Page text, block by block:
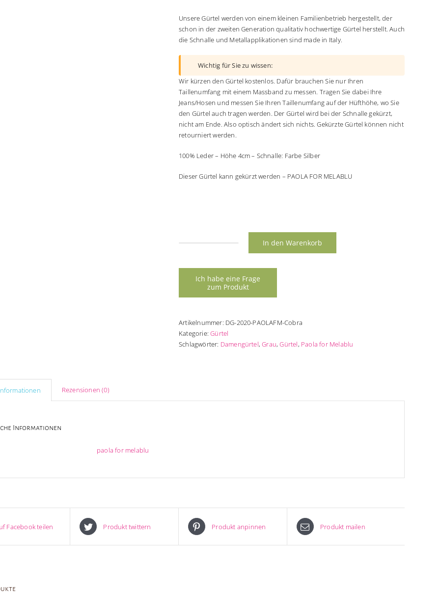
Unsere Gürtel werden von einem kleinen Familienbetrieb hergestellt, der
schon in der zweiten Generation qualitativ hochwertige Gürtel herstellt. Auch
die Schnalle und Metallapplikationen sind made in Italy.
Wichtig für Sie zu wissen:
Wir kürzen den Gürtel kostenlos. Dafür brauchen Sie nur Ihren
Taillenumfang mit einem Massband zu messen. Tragen Sie dabei Ihre
Jeans/Hosen und messen Sie Ihren Taillenumfang auf der Hüfthöhe, wo Sie
den Gürtel auch tragen werden. Der Gürtel wird bei der Schnalle gekürzt,
nicht am Ende. Also optisch ändert sich nichts. Gekürzte Gürtel können nicht
retourniert werden.
100% Leder – Höhe 4cm – Schnalle: Farbe Silber
Dieser Gürtel kann gekürzt werden – PAOLA FOR MELABLU
Menge
In den Warenkorb
Artikelnummer: DG-2020-PAOLAFM-Cobra
Kategorie:Gürtel
Schlagwörter: Damengürtel,Grau,Gürtel, Paola for Melablu
Rezensionen (0)
Informationen
paola for melablu
Facebook teilen Produkt twittern Produkt anpinnen Produkt mailen